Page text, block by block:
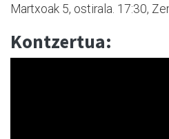
Martxoak 5, ostirala. 17:30,
Kontzertua: